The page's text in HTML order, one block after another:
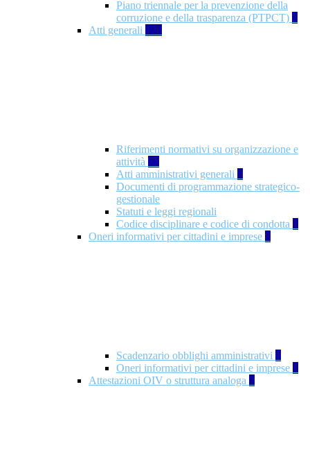
Piano triennale per la prevenzione della
corruzione e della trasparenza (PTPCT) 2
Atti generali 126
Riferimenti normativi su organizzazione e
attività 77
Atti amministrativi generali 3
Documenti di programmazione strategico-
gestionale
Statuti e leggi regionali
Codice disciplinare e codice di condotta 1
Oneri informativi per cittadini e imprese 8
Scadenzario obblighi amministrativi 1
Oneri informativi per cittadini e imprese 1
Attestazioni OIV o struttura analoga 2